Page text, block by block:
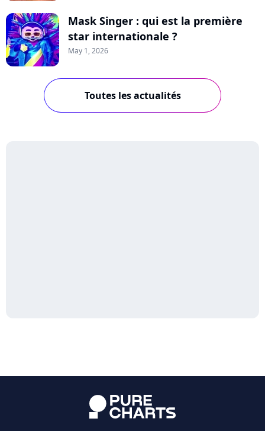
Mask Singer : qui est la première
star internationale ?
May 1, 2026
Toutes les actualités